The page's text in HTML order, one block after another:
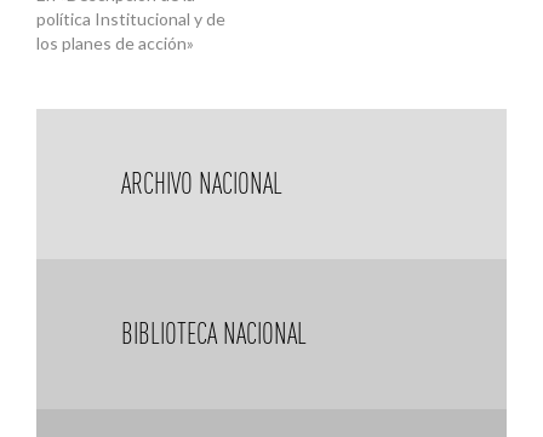
política Institucional y de
los planes de acción»
ARCHIVO NACIONAL
BIBLIOTECA NACIONAL